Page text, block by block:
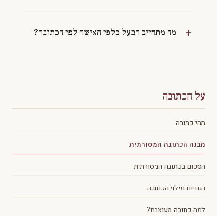
מה מתחייב הבעל כלפי האישה לפי הכתובה?
על הכתובה
מהי כתובה
מבנה הכתובה המסורתית
הסכום בכתובה המסורתית
הנחיות מילוי הכתובה
למה כתובה מעוצבת?